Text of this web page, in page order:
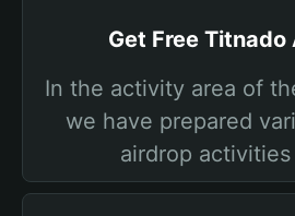
Get Free Titnado
In the activity area of
we have prepared
airdrop